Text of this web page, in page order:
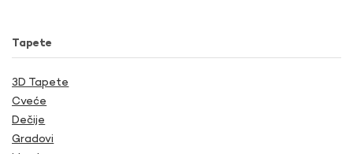
Tapete
3D Tapete
Cveće
Dečije
Gradovi